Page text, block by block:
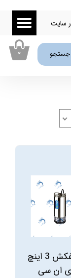
جستجو
سایت
۰
پمپ کفکش 3 اینچ
ان سی